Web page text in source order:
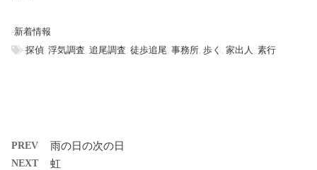
-新着情報
-探偵 ,浮気調査 ,追尾調査 ,徒歩追尾 ,事務所 ,歩く ,家出人 ,素行
PREV 雨の日の次の日
NEXT 虹